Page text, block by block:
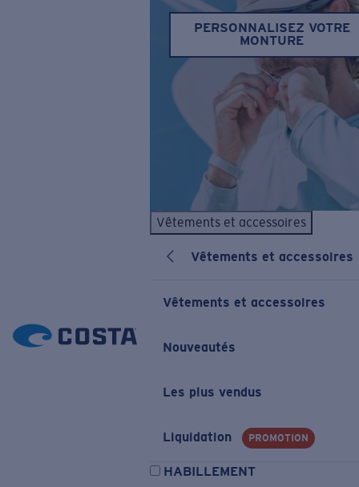
PERSONNALISEZ VOTRE
MONTURE
Vêtements et accessoires
Vêtements et accessoires
Vêtements et accessoires
Nouveautés
Les plus vendus
Liquidation PROMOTION
HABILLEMENT